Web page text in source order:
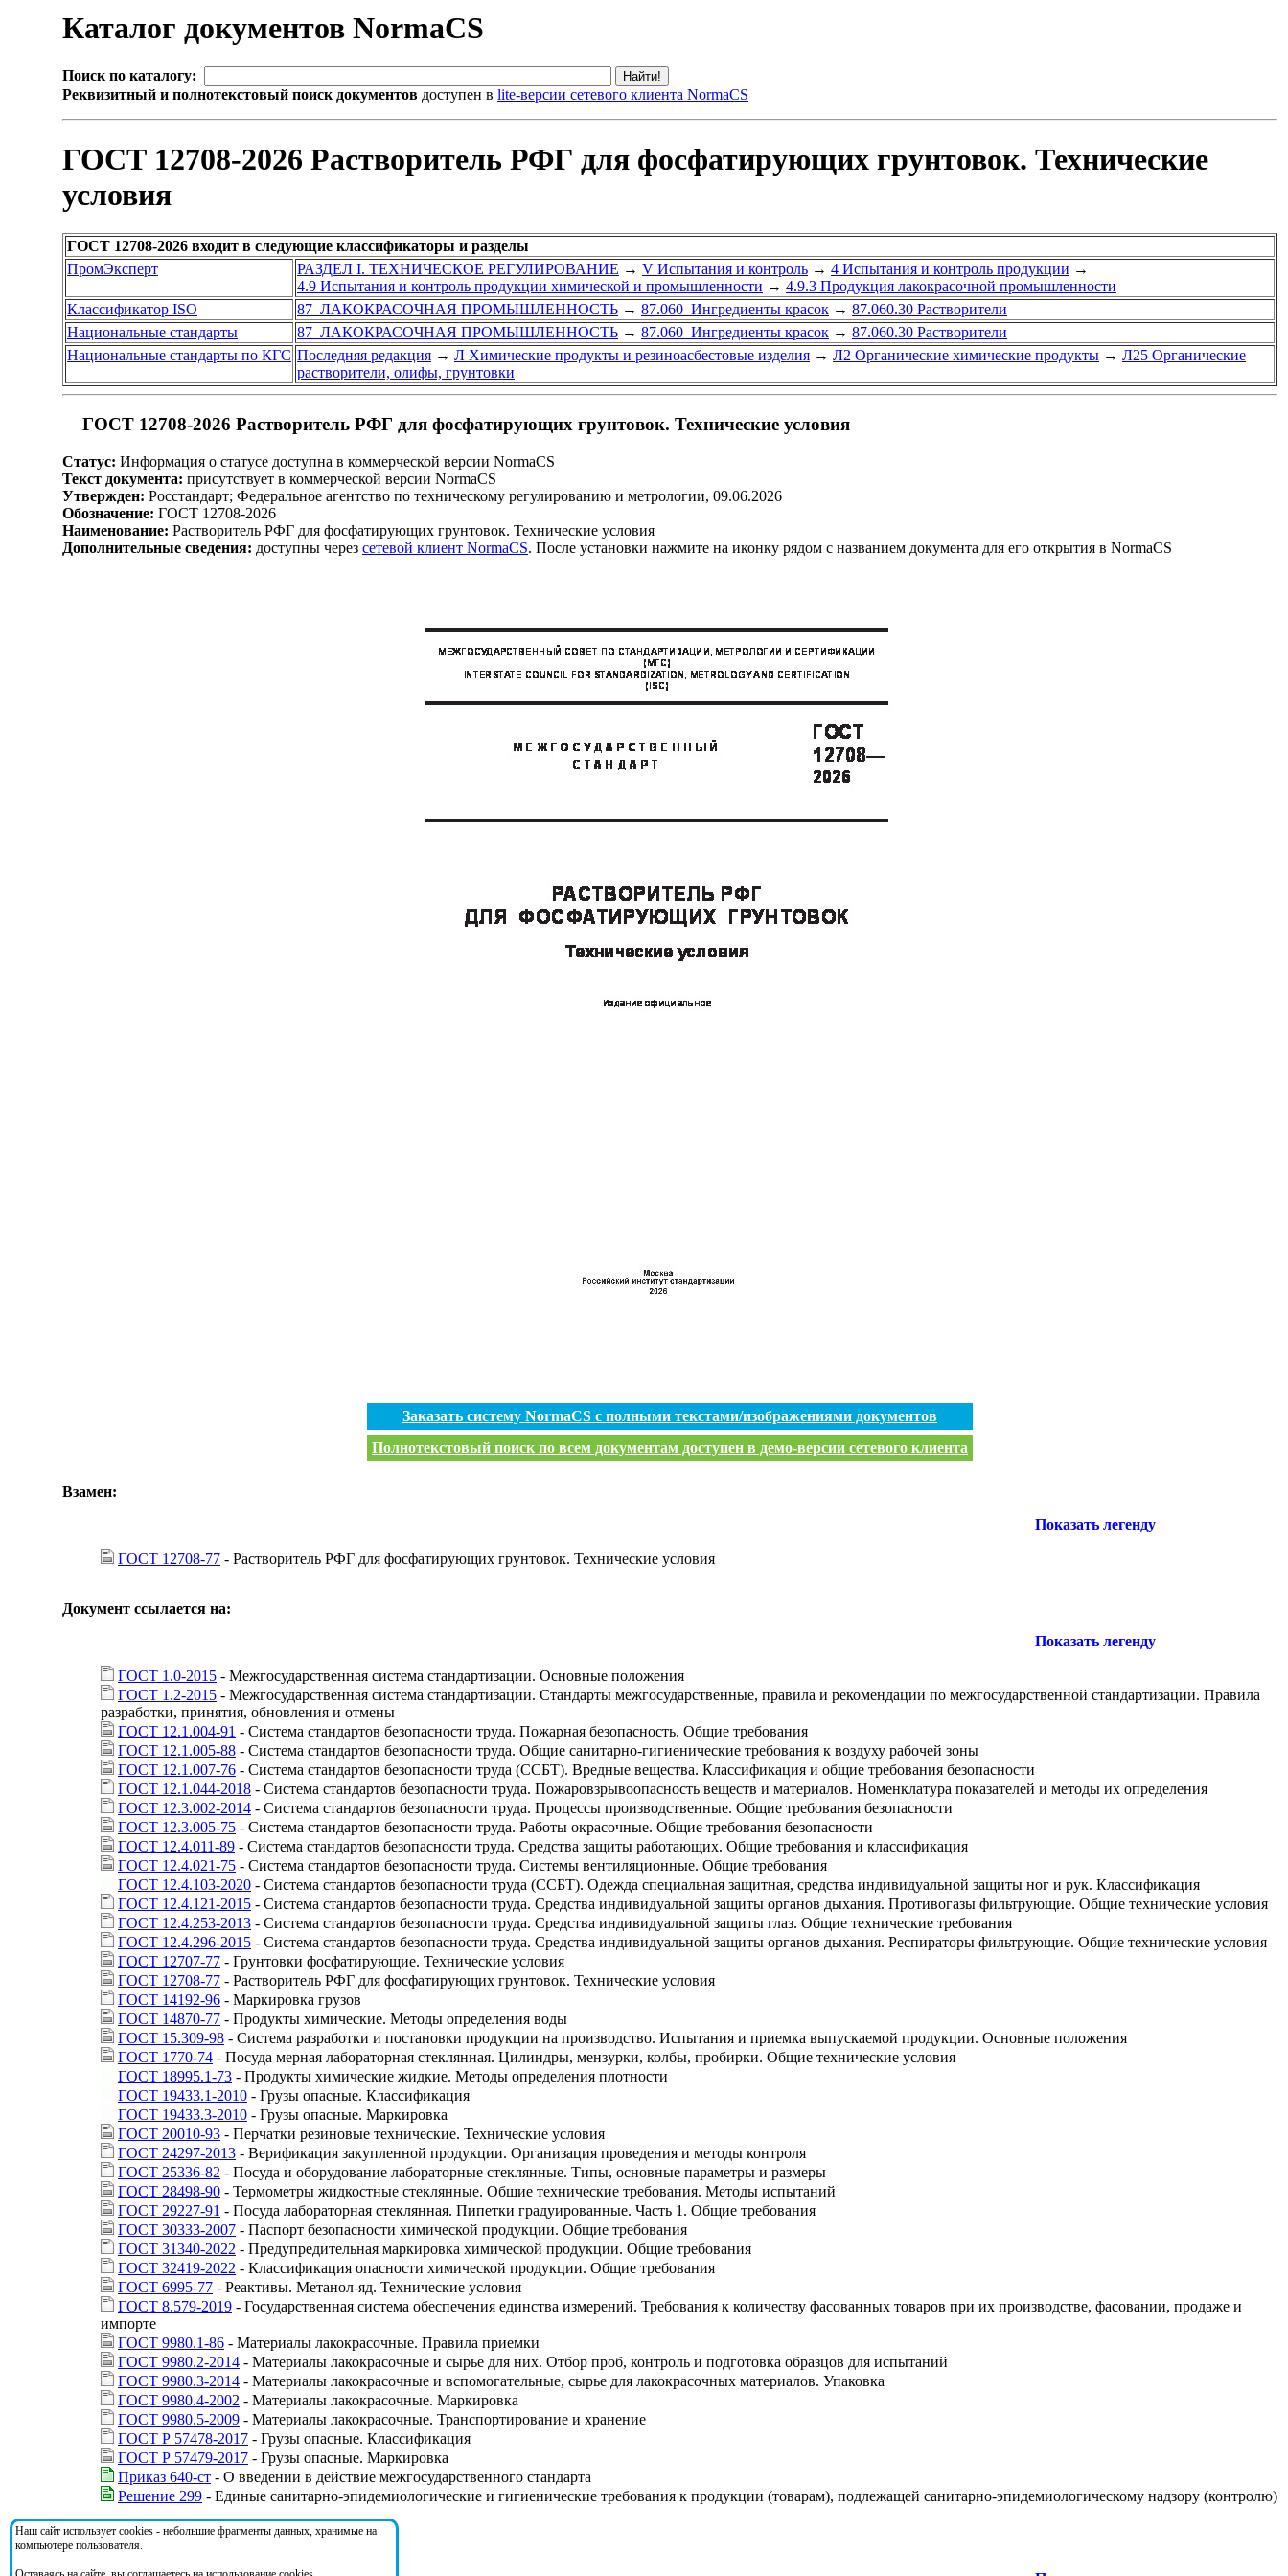
Каталог документов NormaCS
Поиск по каталогу:
Реквизитный и полнотекстовый поиск документов доступен в lite-версии сетевого клиента NormaCS
ГОСТ 12708-2026 Растворитель РФГ для фосфатирующих грунтовок. Технические
условия
ГОСТ 12708-2026 входит в следующие классификаторы и разделы
ПромЭксперт
РАЗДЕЛ I. ТЕХНИЧЕСКОЕ РЕГУЛИРОВАНИЕ → V Испытания и контроль → 4 Испытания и контроль продукции →
4.9 Испытания и контроль продукции химической и промышленности → 4.9.3 Продукция лакокрасочной промышленности
Классификатор ISO
87 ЛАКОКРАСОЧНАЯ ПРОМЫШЛЕННОСТЬ → 87.060 Ингредиенты красок → 87.060.30 Растворители
Национальные стандарты
87 ЛАКОКРАСОЧНАЯ ПРОМЫШЛЕННОСТЬ → 87.060 Ингредиенты красок → 87.060.30 Растворители
Национальные стандарты по КГС Последняя редакция → Л Химические продукты и резиноасбестовые изделия → Л2 Органические химические продукты → Л25 Органические
растворители, олифы, грунтовки
ГОСТ 12708-2026 Растворитель РФГ для фосфатирующих грунтовок. Технические условия
Статус: Информация о статусе доступна в коммерческой версии NormaCS
Текст документа: присутствует в коммерческой версии NormaCS
Утвержден: Росстандарт; Федеральное агентство по техническому регулированию и метрологии, 09.06.2026
Обозначение: ГОСТ 12708-2026
Наименование: Растворитель РФГ для фосфатирующих грунтовок. Технические условия
Дополнительные сведения: доступны через сетевой клиент NormaCS. После установки нажмите на иконку рядом с названием документа для его открытия в NormaCS
Заказать систему NormaCS с полными текстами/изображениями документов
Полнотекстовый поиск по всем документам доступен в демо-версии сетевого клиента
Взамен:
Показать легенду
ГОСТ 12708-77 - Растворитель РФГ для фосфатирующих грунтовок. Технические условия
Документ ссылается на:
Показать легенду
ГОСТ 1.0-2015 - Межгосударственная система стандартизации. Основные положения
ГОСТ 1.2-2015 - Межгосударственная система стандартизации. Стандарты межгосударственные, правила и рекомендации по межгосударственной стандартизации. Правила
разработки, принятия, обновления и отмены
ГОСТ 12.1.004-91 - Система стандартов безопасности труда. Пожарная безопасность. Общие требования
ГОСТ 12.1.005-88 - Система стандартов безопасности труда. Общие санитарно-гигиенические требования к воздуху рабочей зоны
ГОСТ 12.1.007-76 - Система стандартов безопасности труда (ССБТ). Вредные вещества. Классификация и общие требования безопасности
ГОСТ 12.1.044-2018 - Система стандартов безопасности труда. Пожаровзрывоопасность веществ и материалов. Номенклатура показателей и методы их определения
ГОСТ 12.3.002-2014 - Система стандартов безопасности труда. Процессы производственные. Общие требования безопасности
ГОСТ 12.3.005-75 - Система стандартов безопасности труда. Работы окрасочные. Общие требования безопасности
ГОСТ 12.4.011-89 - Система стандартов безопасности труда. Средства защиты работающих. Общие требования и классификация
ГОСТ 12.4.021-75 - Система стандартов безопасности труда. Системы вентиляционные. Общие требования
ГОСТ 12.4.103-2020 - Система стандартов безопасности труда (ССБТ). Одежда специальная защитная, средства индивидуальной защиты ног и рук. Классификация
ГОСТ 12.4.121-2015 - Система стандартов безопасности труда. Средства индивидуальной защиты органов дыхания. Противогазы фильтрующие. Общие технические условия
ГОСТ 12.4.253-2013 - Система стандартов безопасности труда. Средства индивидуальной защиты глаз. Общие технические требования
ГОСТ 12.4.296-2015 - Система стандартов безопасности труда. Средства индивидуальной защиты органов дыхания. Респираторы фильтрующие. Общие технические условия
ГОСТ 12707-77 - Грунтовки фосфатирующие. Технические условия
ГОСТ 12708-77 - Растворитель РФГ для фосфатирующих грунтовок. Технические условия
ГОСТ 14192-96 - Маркировка грузов
ГОСТ 14870-77 - Продукты химические. Методы определения воды
ГОСТ 15.309-98 - Система разработки и постановки продукции на производство. Испытания и приемка выпускаемой продукции. Основные положения
ГОСТ 1770-74 - Посуда мерная лабораторная стеклянная. Цилиндры, мензурки, колбы, пробирки. Общие технические условия
ГОСТ 18995.1-73 - Продукты химические жидкие. Методы определения плотности
ГОСТ 19433.1-2010 - Грузы опасные. Классификация
ГОСТ 19433.3-2010 - Грузы опасные. Маркировка
ГОСТ 20010-93 - Перчатки резиновые технические. Технические условия
ГОСТ 24297-2013 - Верификация закупленной продукции. Организация проведения и методы контроля
ГОСТ 25336-82 - Посуда и оборудование лабораторные стеклянные. Типы, основные параметры и размеры
ГОСТ 28498-90 - Термометры жидкостные стеклянные. Общие технические требования. Методы испытаний
ГОСТ 29227-91 - Посуда лабораторная стеклянная. Пипетки градуированные. Часть 1. Общие требования
ГОСТ 30333-2007 - Паспорт безопасности химической продукции. Общие требования
ГОСТ 31340-2022 - Предупредительная маркировка химической продукции. Общие требования
ГОСТ 32419-2022 - Классификация опасности химической продукции. Общие требования
ГОСТ 6995-77 - Реактивы. Метанол-яд. Технические условия
ГОСТ 8.579-2019 - Государственная система обеспечения единства измерений. Требования к количеству фасованных товаров при их производстве, фасовании, продаже и
импорте
ГОСТ 9980.1-86 - Материалы лакокрасочные. Правила приемки
ГОСТ 9980.2-2014 - Материалы лакокрасочные и сырье для них. Отбор проб, контроль и подготовка образцов для испытаний
ГОСТ 9980.3-2014 - Материалы лакокрасочные и вспомогательные, сырье для лакокрасочных материалов. Упаковка
ГОСТ 9980.4-2002 - Материалы лакокрасочные. Маркировка
ГОСТ 9980.5-2009 - Материалы лакокрасочные. Транспортирование и хранение
ГОСТ Р 57478-2017 - Грузы опасные. Классификация
ГОСТ Р 57479-2017 - Грузы опасные. Маркировка
Приказ 640-ст - О введении в действие межгосударственного стандарта
Решение 299 - Единые санитарно-эпидемиологические и гигиенические требования к продукции (товарам), подлежащей санитарно-эпидемиологическому надзору (контролю)
На документ ссылаются:
Наш сайт использует cookies - небольшие фрагменты данных, хранимые на
компьютере пользователя.